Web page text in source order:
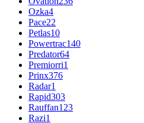
Ozka4
Pace22
Petlas10
Powertrac140
Predator64
Premiorri1
Prinx376
Radar1
Rapid303
Rauffan123
Razi1